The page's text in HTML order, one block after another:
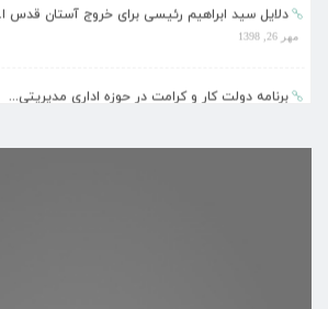
دلایل سید ابراهیم رئیسی برای خروج آستان قدس ا...
برنامه دولت کار و کرامت در حوزه اداری مدیریتی...